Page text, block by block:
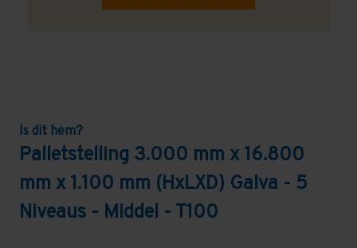
Is dit hem?
Palletstelling 3.000 mm x 16.800
mm x 1.100 mm (HxLXD) Galva - 5
Niveaus - Middel - T100